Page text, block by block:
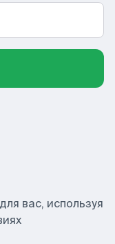
вас, используя